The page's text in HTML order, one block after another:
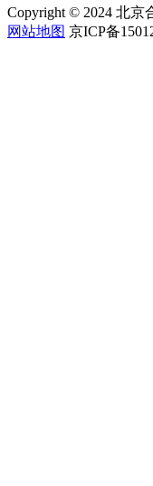
Copyright © 2024 北
网站地图 京ICP备